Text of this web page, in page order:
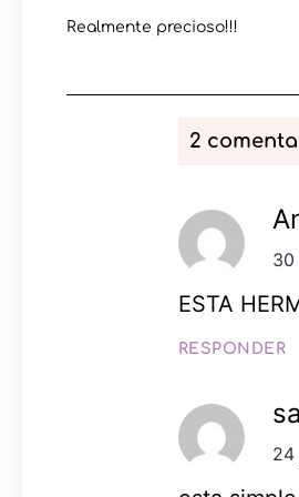
Realmente precioso!!!
2
30
ESTA
RESPONDER
24